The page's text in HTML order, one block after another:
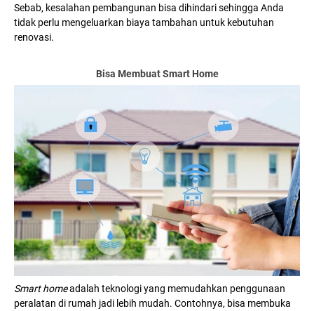
Sebab, kesalahan pembangunan bisa dihindari sehingga Anda
tidak perlu mengeluarkan biaya tambahan untuk kebutuhan
renovasi.
Bisa Membuat Smart Home
Smart homeadalah teknologi yang memudahkan penggunaan
peralatan di rumah jadi lebih mudah. Contohnya, bisa membuka